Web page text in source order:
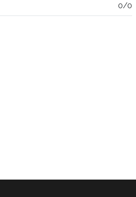
0/0